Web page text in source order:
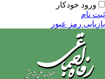
ورود خودکار
ثبت نام
بازیابی رمز عبور